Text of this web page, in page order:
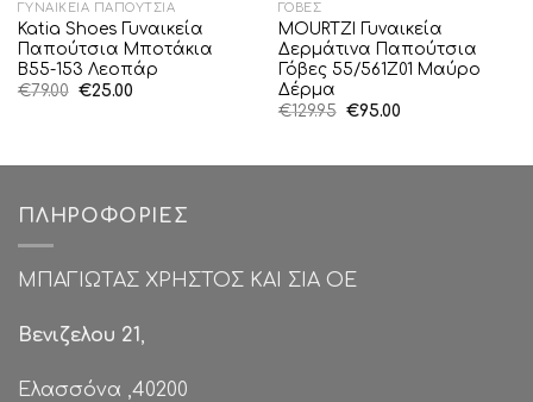
ΓΥΝΑΙΚΕΊΑ ΠΑΠΟΎΤΣΙΑ
Katia Shoes Γυναικεία
Παπούτσια Μποτάκια
Β55-153 Λεοπάρ
€79.00 Original
€25.00Η
ΓΌΒΕΣ
MOURTZI Γυναικεία
Δερμάτινα Παπούτσια
Γόβες 55/561Z01 Μαύρο
Δέρμα
€129.95 Original
€95.00Η
ΠΛΗΡΟΦΟΡΊΕΣ
ΜΠΑΓΙΩΤΑΣ ΧΡΗΣΤΟΣ ΚΑΙ ΣΙΑ ΟΕ
Βενιζελου 21,
Ελασσόνα ,40200